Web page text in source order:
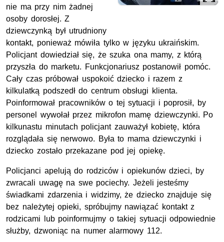
nie ma przy nim żadnej
osoby dorosłej. Z
dziewczynką był utrudniony
kontakt, ponieważ mówiła tylko w języku ukraińskim.
Policjant dowiedział się, że szuka ona mamy, z którą
przyszła do marketu. Funkcjonariusz postanowił pomóc.
Cały czas próbował uspokoić dziecko i razem z
kilkulatką podszedł do centrum obsługi klienta.
Poinformował pracowników o tej sytuacji i poprosił, by
personel wywołał przez mikrofon mamę dziewczynki. Po
kilkunastu minutach policjant zauważył kobietę, która
rozglądała się nerwowo. Była to mama dziewczynki i
dziecko zostało przekazane pod jej opiekę.
Policjanci apelują do rodziców i opiekunów dzieci, by
zwracali uwagę na swe pociechy. Jeżeli jesteśmy
świadkami zdarzenia i widzimy, że dziecko znajduje się
bez należytej opieki, spróbujmy nawiązać kontakt z
rodzicami lub poinformujmy o takiej sytuacji odpowiednie
służby, dzwoniąc na numer alarmowy 112.